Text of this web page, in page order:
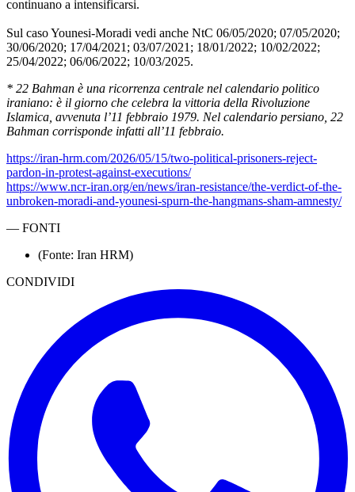
continuano a intensificarsi.
Sul caso Younesi-Moradi vedi anche NtC 06/05/2020; 07/05/2020;
30/06/2020; 17/04/2021; 03/07/2021; 18/01/2022; 10/02/2022;
25/04/2022; 06/06/2022; 10/03/2025.
* 22 Bahman è una ricorrenza centrale nel calendario politico
iraniano: è il giorno che celebra la vittoria della Rivoluzione
Islamica, avvenuta l’11 febbraio 1979. Nel calendario persiano, 22
Bahman corrisponde infatti all’11 febbraio.
https://iran-hrm.com/2026/05/15/two-political-prisoners-reject-
pardon-in-protest-against-executions/
https://www.ncr-iran.org/en/news/iran-resistance/the-verdict-of-the-
unbroken-moradi-and-younesi-spurn-the-hangmans-sham-amnesty/
— FONTI
(Fonte: Iran HRM)
CONDIVIDI